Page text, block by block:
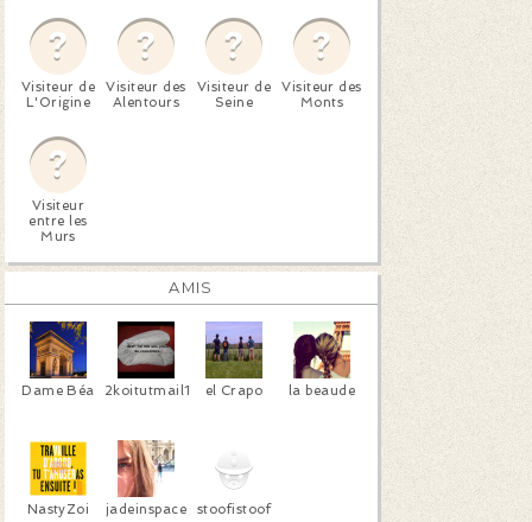
Visiteur de
L'Origine
Visiteur des
Alentours
Visiteur de
Seine
Visiteur des
Monts
Visiteur
entre les
Murs
AMIS
Dame Béa 2koitutmail1 el Crapo la beaude
NastyZoi jadeinspace stoofistoof